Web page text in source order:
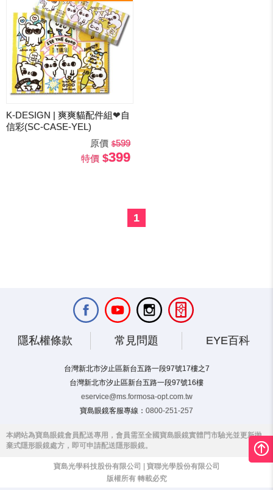
K-DESIGN | 爽爽貓配件組❤自
信彩(SC-CASE-YEL)
原價
599
特價
399
1
隱私權條款 常見問題 EYE百科
台灣新北市汐止區新台五路一段97號17樓之7
台灣新北市汐止區新台五路一段97號16樓
eservice@ms.formosa-opt.com.tw
寶島眼鏡客服專線： 0800-251-257